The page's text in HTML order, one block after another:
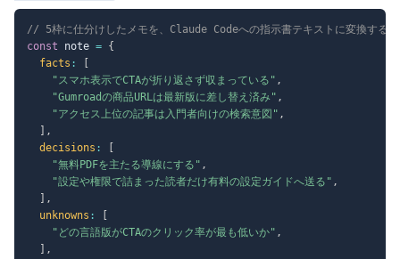
// 5枠に仕分けしたメモを、Claude Codeへの指示書テキストに変換する
const note = {
facts :
"スマホ表示でCTAが折り返さず収まっている" ,
"Gumroadの商品URLは最新版に差し替え済み" ,
"アクセス上位の記事は入門者向けの検索意図" ,
,
decisions :
"無料PDFを主たる導線にする" ,
"設定や権限で詰まった読者だけ有料の設定ガイドへ送る" ,
,
unknowns :
"どの言語版がCTAのクリック率が最も低いか" ,
,